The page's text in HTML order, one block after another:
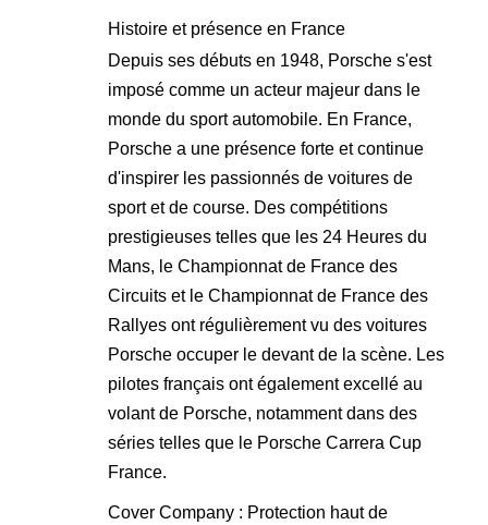
Histoire et présence en France
Depuis ses débuts en 1948, Porsche s'est
imposé comme un acteur majeur dans le
monde du sport automobile. En France,
Porsche a une présence forte et continue
d'inspirer les passionnés de voitures de
sport et de course. Des compétitions
prestigieuses telles que les 24 Heures du
Mans, le Championnat de France des
Circuits et le Championnat de France des
Rallyes ont régulièrement vu des voitures
Porsche occuper le devant de la scène. Les
pilotes français ont également excellé au
volant de Porsche, notamment dans des
séries telles que le Porsche Carrera Cup
France.
Cover Company : Protection haut de